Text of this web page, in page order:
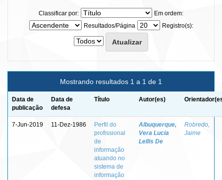
Classificar por:
Em ordem:
Resultados/Página
Registro(s):
Mostrando resultados 1 a 1 de 1
Data de
publicação
Data de
defesa
Título Autor(es)
7-Jun-2019 11-Dez-1986
Perfil do
profissional
de
informação
atuando no
sistema de
informação
Albuquerque,
Vera Lucia
Lellis De
Robredo,
Jaime